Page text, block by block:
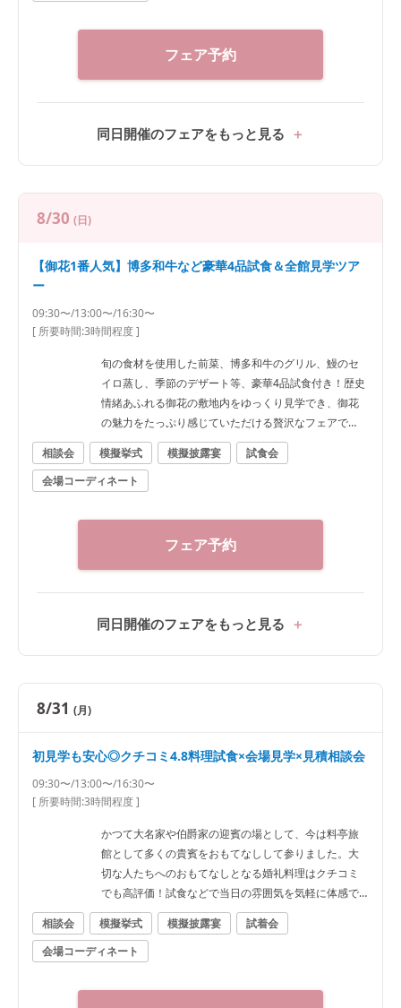
フェア予約
同日開催のフェアをもっと見る
8/30 (日)
【御花1番人気】博多和牛など豪華4品試食＆全館見学ツア
ー
09:30〜/13:00〜/16:30〜
[ 所要時間:3時間程度]
旬の食材を使用した前菜、博多和牛のグリル、鰻のセ
イロ蒸し、季節のデザート等、豪華4品試食付き！歴史
情緒あふれる御花の敷地内をゆっくり見学でき、御花
の魅力をたっぷり感じていただける贅沢なフェアで
す。
相談会 模擬挙式 模擬披露宴
試食会
会場コーディネート
フェア予約
同日開催のフェアをもっと見る
8/31 (月)
初見学も安心◎クチコミ4.8料理試食×会場見学×見積相談会
09:30〜/13:00〜/16:30〜
[ 所要時間:3時間程度]
かつて大名家や伯爵家の迎賓の場として、今は料亭旅
館として多くの貴賓をおもてなしして参りました。大
切な人たちへのおもてなしとなる婚礼料理はクチコミ
でも高評価！試食などで当日の雰囲気を気軽に体感で
きます♪
相談会 模擬挙式 模擬披露宴
試着会
会場コーディネート